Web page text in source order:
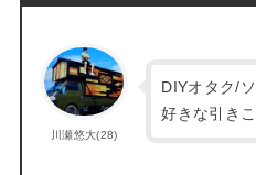
川瀬悠大(28)
DIYオタク/
好きな引き